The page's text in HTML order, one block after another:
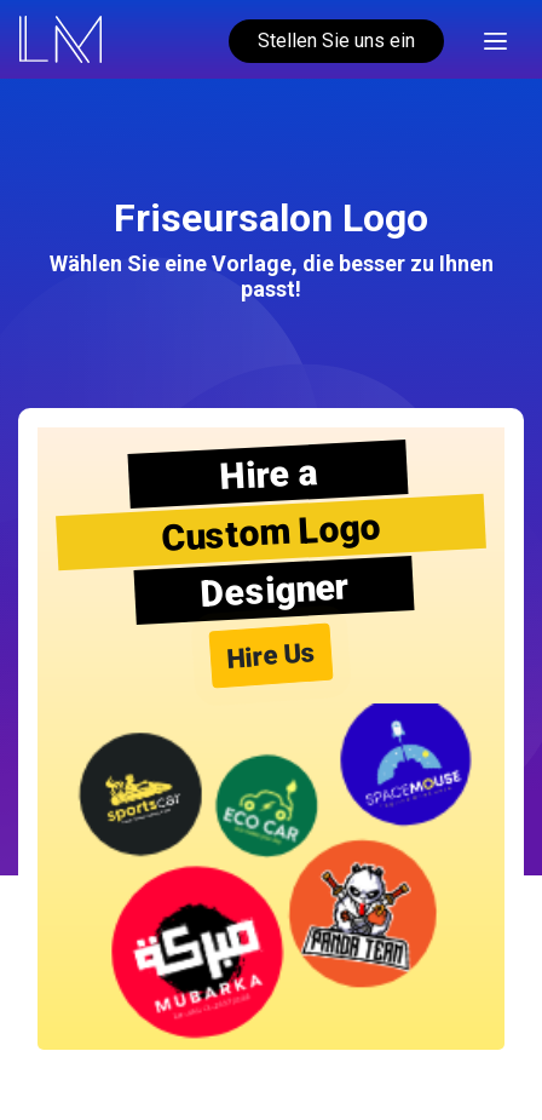
Stellen Sie uns ein
Friseursalon Logo
Wählen Sie eine Vorlage, die besser zu Ihnen
passt!
Hire a
Custom Logo
Designer
Hire Us